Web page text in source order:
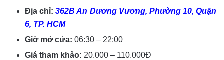
Địa chỉ: 362B An Dương Vương, Phường 10, Quận
6, TP. HCM
Giờ mở cửa: 06:30 – 22:00
Giá tham khảo: 20.000 – 110.000Đ